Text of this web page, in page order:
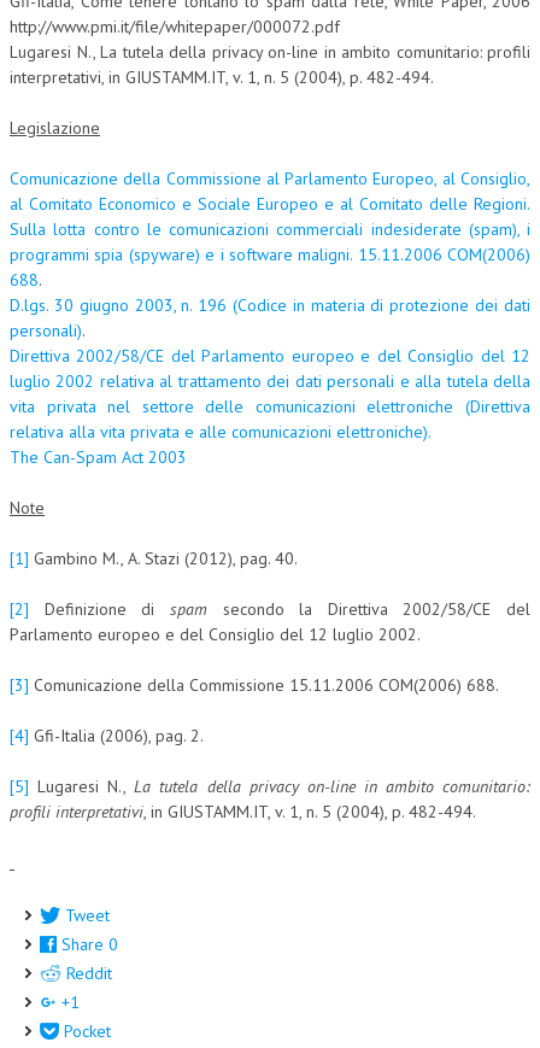
http://www.pmi.it/file/whitepaper/000072.pdf
Lugaresi N., La tutela della privacy on-line in ambito comunitario: profili
interpretativi, in GIUSTAMM.IT, v. 1, n. 5 (2004), p. 482-494.
Legislazione
Comunicazione della Commissione al Parlamento Europeo, al Consiglio,
al Comitato Economico e Sociale Europeo e al Comitato delle Regioni.
Sulla lotta contro le comunicazioni commerciali indesiderate (spam), i
programmi spia (spyware) e i software maligni. 15.11.2006 COM(2006)
688.
D.lgs. 30 giugno 2003, n. 196 (Codice in materia di protezione dei dati
personali).
Direttiva 2002/58/CE del Parlamento europeo e del Consiglio del 12
luglio 2002 relativa al trattamento dei dati personali e alla tutela della
vita privata nel settore delle comunicazioni elettroniche (Direttiva
relativa alla vita privata e alle comunicazioni elettroniche).
The Can-Spam Act 2003
Note
[1] Gambino M., A. Stazi (2012), pag. 40.
[2] Definizione di spamsecondo la Direttiva 2002/58/CE del
Parlamento europeo e del Consiglio del 12 luglio 2002.
[3] Comunicazione della Commissione 15.11.2006 COM(2006) 688.
[4] Gfi-Italia (2006), pag. 2.
[5] Lugaresi N.,La tutela della privacy on-line in ambito comunitario:
profili interpretativi, in GIUSTAMM.IT, v. 1, n. 5 (2004), p. 482-494.
Tweet
Share 0
Reddit
+1
Pocket